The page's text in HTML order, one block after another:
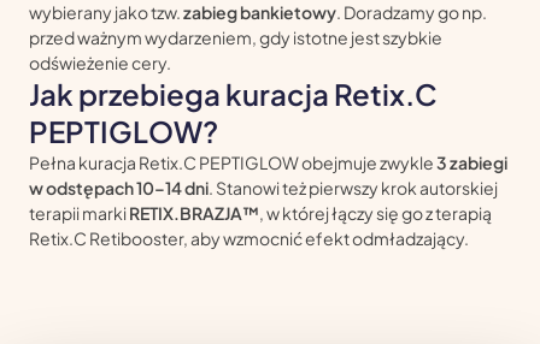
wybierany jako tzw.zabieg bankietowy. Doradzamy go np.
przed ważnym wydarzeniem, gdy istotne jest szybkie
odświeżenie cery.
Jak przebiega kuracja Retix.C
PEPTIGLOW?
Pełna kuracja Retix.C PEPTIGLOW obejmuje zwykle3 zabiegi
w odstępach 10–14 dni. Stanowi też pierwszy krok autorskiej
terapii markiRETIX.BRAZJA™, w której łączy się go z terapią
Retix.C Retibooster, aby wzmocnić efekt odmładzający.